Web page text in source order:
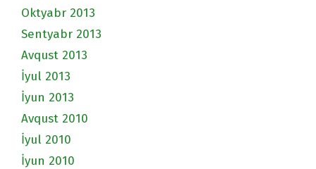
Oktyabr 2013
Sentyabr 2013
Avqust 2013
İyul 2013
İyun 2013
Avqust 2010
İyul 2010
İyun 2010